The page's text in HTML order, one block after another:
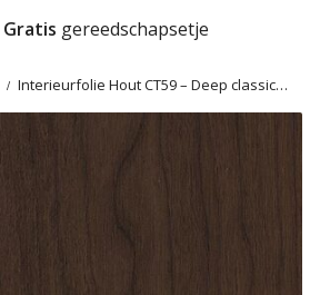
Gratis gereedschapsetje
Interieurfolie Hout CT59 – Deep classic